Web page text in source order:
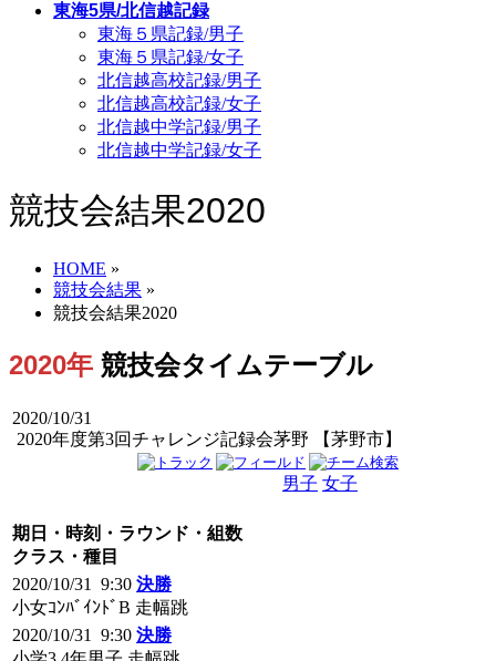
東海5県/北信越記録
東海５県記録/男子
東海５県記録/女子
北信越高校記録/男子
北信越高校記録/女子
北信越中学記録/男子
北信越中学記録/女子
競技会結果2020
HOME »
競技会結果 »
競技会結果2020
2020年 競技会タイムテーブル
2020/10/31
2020年度第3回チャレンジ記録会茅野 【茅野市】
男子 女子
期日・時刻・ラウンド・組数
クラス・種目
2020/10/31 9:30 決勝
小女ｺﾝﾊﾞｲﾝﾄﾞB 走幅跳
2020/10/31 9:30 決勝